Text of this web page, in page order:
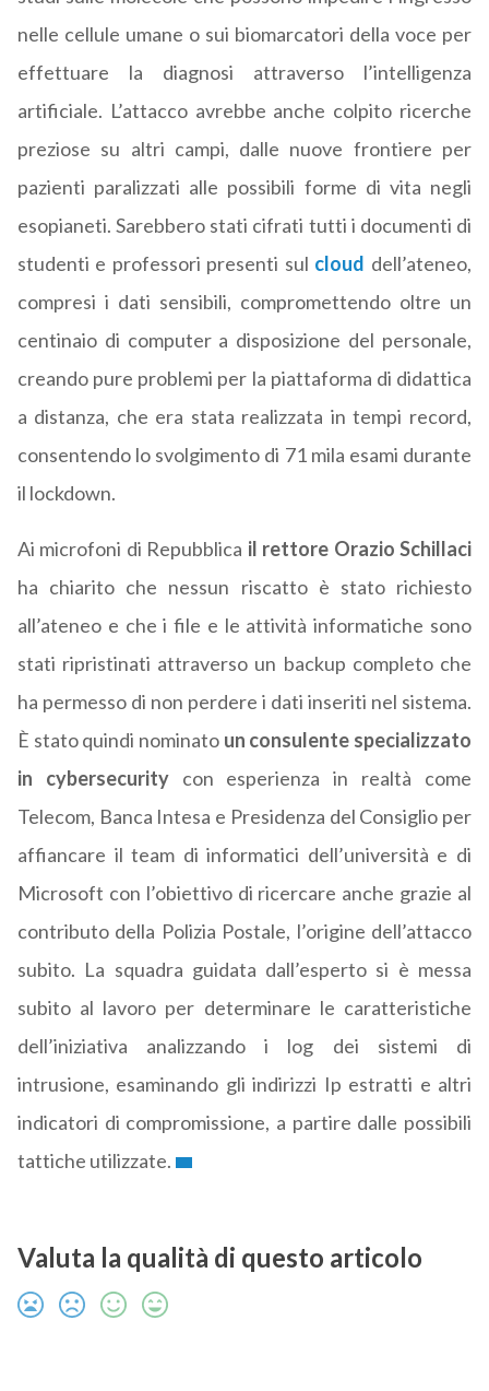
nelle cellule umane o sui biomarcatori della voce per
effettuare la diagnosi attraverso l’intelligenza
artificiale. L’attacco avrebbe anche colpito ricerche
preziose su altri campi, dalle nuove frontiere per
pazienti paralizzati alle possibili forme di vita negli
esopianeti. Sarebbero stati cifrati tutti i documenti di
studenti e professori presenti sul cloud dell’ateneo,
compresi i dati sensibili, compromettendo oltre un
centinaio di computer a disposizione del personale,
creando pure problemi per la piattaforma di didattica
a distanza, che era stata realizzata in tempi record,
consentendo lo svolgimento di 71 mila esami durante
il lockdown.
Ai microfoni di Repubblica il rettore Orazio Schillaci
ha chiarito che nessun riscatto è stato richiesto
all’ateneo e che i file e le attività informatiche sono
stati ripristinati attraverso un backup completo che
ha permesso di non perdere i dati inseriti nel sistema.
È stato quindi nominato un consulente specializzato
in cybersecuritycon esperienza in realtà come
Telecom, Banca Intesa e Presidenza del Consiglio per
affiancare il team di informatici dell’università e di
Microsoft con l’obiettivo di ricercare anche grazie al
contributo della Polizia Postale, l’origine dell’attacco
subito. La squadra guidata dall’esperto si è messa
subito al lavoro per determinare le caratteristiche
dell’iniziativa analizzando i log dei sistemi di
intrusione, esaminando gli indirizzi Ip estratti e altri
indicatori di compromissione, a partire dalle possibili
tattiche utilizzate.
Valuta la qualità di questo articolo